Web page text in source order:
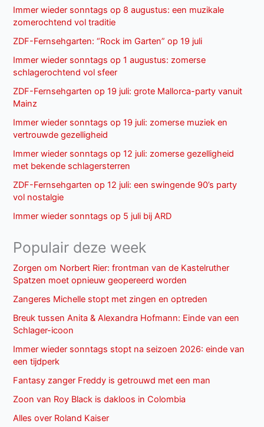
Immer wieder sonntags op 8 augustus: een muzikale
zomerochtend vol traditie
ZDF-Fernsehgarten: “Rock im Garten” op 19 juli
Immer wieder sonntags op 1 augustus: zomerse
schlagerochtend vol sfeer
ZDF-Fernsehgarten op 19 juli: grote Mallorca-party vanuit
Mainz
Immer wieder sonntags op 19 juli: zomerse muziek en
vertrouwde gezelligheid
Immer wieder sonntags op 12 juli: zomerse gezelligheid
met bekende schlagersterren
ZDF-Fernsehgarten op 12 juli: een swingende 90’s party
vol nostalgie
Immer wieder sonntags op 5 juli bij ARD
Populair deze week
Zorgen om Norbert Rier: frontman van de Kastelruther
Spatzen moet opnieuw geopereerd worden
Zangeres Michelle stopt met zingen en optreden
Breuk tussen Anita & Alexandra Hofmann: Einde van een
Schlager-icoon
Immer wieder sonntags stopt na seizoen 2026: einde van
een tijdperk
Fantasy zanger Freddy is getrouwd met een man
Zoon van Roy Black is dakloos in Colombia
Alles over Roland Kaiser